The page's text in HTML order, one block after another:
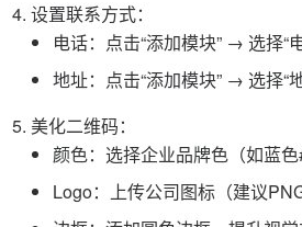
设置联系方式：
电话：点击“添加模块” → 选择“
地址：点击“添加模块” → 选择“
美化二维码：
颜色：选择企业品牌色（如蓝色
Logo：上传公司图标（建议